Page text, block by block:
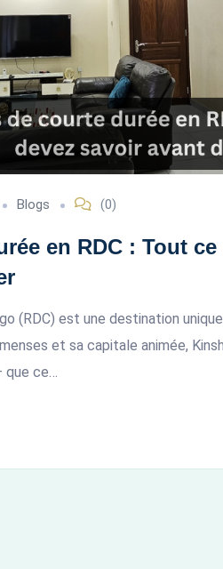
Blogs (0)
en RDC : Tout
(RDC) est une destination
et sa capitale animée,
que ce…